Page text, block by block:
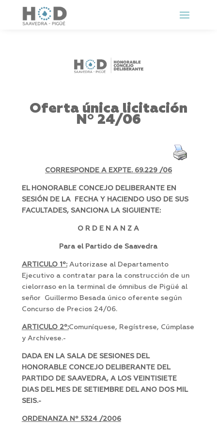
Oferta única licitación
Nº 24/06
CORRESPONDE A EXPTE. 69.229 /06
EL HONORABLE CONCEJO DELIBERANTE EN
SESIÓN DE LA FECHA Y HACIENDO USO DE SUS
FACULTADES, SANCIONA LA SIGUIENTE:
O R D E N A N Z A
Para el Partido de Saavedra
ARTICULO 1º:Autorizase al Departamento
Ejecutivo a contratar para la construcción de un
cielorraso en la terminal de ómnibus de Pigüé al
señor Guillermo Besada único oferente según
Concurso de Precios 24/06.
ARTICULO 2º:Comuníquese, Regístrese, Cúmplase
y Archívese.-
DADA EN LA SALA DE SESIONES DEL
HONORABLE CONCEJO DELIBERANTE DEL
PARTIDO DE SAAVEDRA, A LOS VEINTISIETE
DIAS DEL MES DE SETIEMBRE DEL ANO DOS MIL
SEIS.-
ORDENANZA Nº 5324 /2006